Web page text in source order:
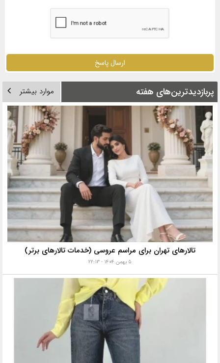
ارسال پاسخ
پربازدیدترین‌های هفته موارد بیشتر
تالارهای تهران برای مراسم عروسی (خدمات تالارهای برتر)
۵ بهمن ۱۴۰۴ - ۲۲:۱۳